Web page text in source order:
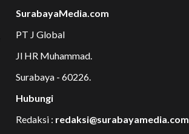
SurabayaMedia.com
PT J Global
Jl HR Muhammad.
Surabaya - 60226.
Hubungi
Redaksi : redaksi@surabayamedia.com